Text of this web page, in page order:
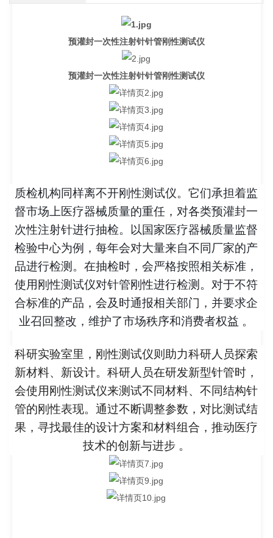
预灌封一次性注射针针管刚性测试仪
预灌封一次性注射针针管刚性测试仪
质检机构同样离不开刚性测试仪。它们承担着监
督市场上医疗器械质量的重任，对各类预灌封一
次性注射针进行抽检。以国家医疗器械质量监督
检验中心为例，每年会对大量来自不同厂家的产
品进行检测。在抽检时，会严格按照相关标准，
使用刚性测试仪对针管刚性进行检测。对于不符
合标准的产品，会及时通报相关部门，并要求企
业召回整改，维护了市场秩序和消费者权益 。
科研实验室里，刚性测试仪则助力科研人员探索
新材料、新设计。科研人员在研发新型针管时，
会使用刚性测试仪来测试不同材料、不同结构针
管的刚性表现。通过不断调整参数，对比测试结
果，寻找最佳的设计方案和材料组合，推动医疗
技术的创新与进步 。